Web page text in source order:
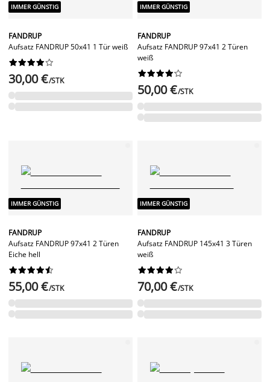
IMMER GÜNSTIG
FANDRUP
Aufsatz FANDRUP 50x41 1 Tür weiß






30,00 €/STK
IMMER GÜNSTIG
FANDRUP
Aufsatz FANDRUP 97x41 2 Türen
weiß






50,00 €/STK
IMMER GÜNSTIG
FANDRUP
Aufsatz FANDRUP 97x41 2 Türen
Eiche hell






55,00 €/STK
IMMER GÜNSTIG
FANDRUP
Aufsatz FANDRUP 145x41 3 Türen
weiß






70,00 €/STK